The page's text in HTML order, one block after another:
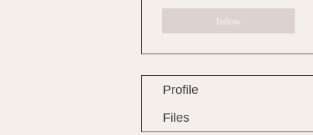
Follow
Profile
Files